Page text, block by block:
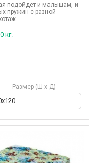
Размер (Ш х Д)
подойдет и малышам, и
пружин с разной
кг.